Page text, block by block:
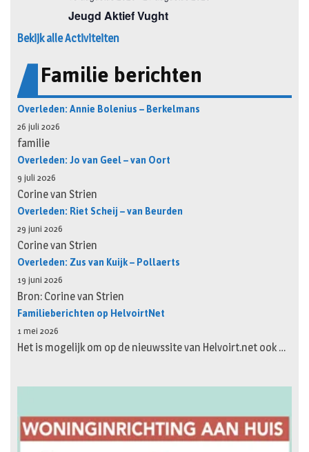
Bekijk alle Activiteiten
Familie berichten
Overleden: Annie Bolenius – Berkelmans
26 juli 2026
familie
Overleden: Jo van Geel – van Oort
9 juli 2026
Corine van Strien
Overleden: Riet Scheij – van Beurden
29 juni 2026
Corine van Strien
Overleden: Zus van Kuijk – Pollaerts
19 juni 2026
Bron: Corine van Strien
Familieberichten op HelvoirtNet
1 mei 2026
Het is mogelijk om op de nieuwssite van Helvoirt.net ook …